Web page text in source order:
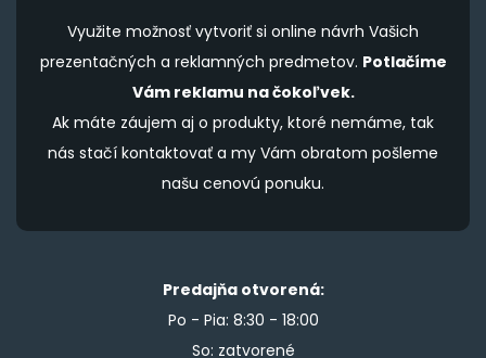
Využite možnosť vytvoriť si online návrh Vašich
prezentačných a reklamných predmetov. Potlačíme
Vám reklamu na čokoľvek.
Ak máte záujem aj o produkty, ktoré nemáme, tak
nás stačí kontaktovať a my Vám obratom pošleme
našu cenovú ponuku.
Predajňa otvorená:
Po - Pia: 8:30 - 18:00
So: zatvorené